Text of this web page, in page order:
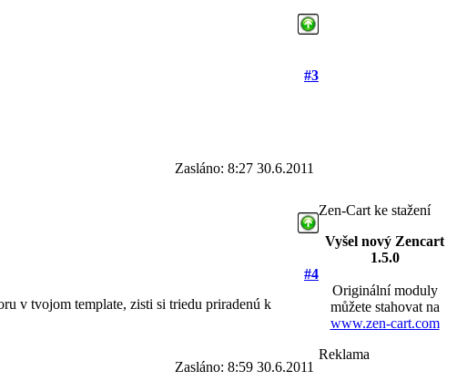
#3
Zasláno: 8:27 30.6.2011
#4
v tvojom template, zisti si triedu priradenú k
Zasláno: 8:59 30.6.2011
Zen-Cart ke stažení
Vyšel nový Zencart
1.5.0
Originální moduly
můžete stahovat na
www.zen-cart.com
Reklama